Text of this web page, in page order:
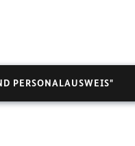
PERSONALAUSWEIS"